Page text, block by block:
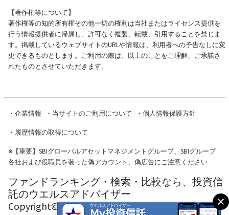
【著作権等について】
著作権等の知的所有権その他一切の権利は当社またはライセンス提供を
行う情報提供者に帰属し、許可なく複製、転載、引用することを禁じま
す。掲載しているウェブサイトのURLや情報は、利用者への予告なしに変
更できるものとします。ご利用の際は、以上のことをご理解、ご承諾さ
れたものとさせていただきます。
・ 企業情報 ・ 当サイトのご利用について ・ 個人情報保護方針
・ 履歴情報の取得について
※【重要】SBIグローバルアセットマネジメントグループ、SBIグループ
各社および役職員を装った偽アカウント、偽広告にご注意ください
ファンドランキング・検索・比較なら、投資信
託のウエルスアドバイザー
Copyright© Wealth Advisor Co., Ltd. All Rights